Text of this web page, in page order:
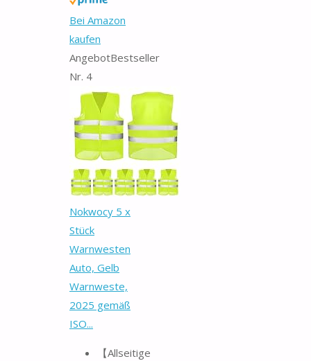
Bei Amazon
kaufen
AngebotBestseller
Nr. 4
Nokwocy 5 x
Stück
Warnwesten
Auto, Gelb
Warnweste,
2025 gemäß
ISO...
【Allseitige